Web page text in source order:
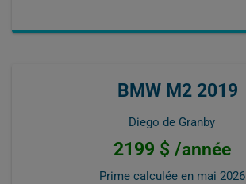
BMW M2 2019
Diego de Granby
2199 $ /année
Prime calculée en mai 2026